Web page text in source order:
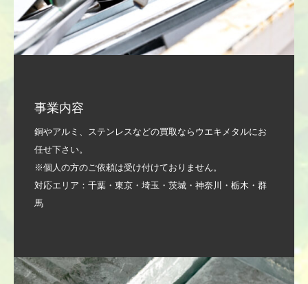
事業内容
銅やアルミ、ステンレスなどの買取ならウエキメタルにお
任せ下さい。
※個人の方のご依頼は受け付けておりません。
対応エリア：千葉・東京・埼玉・茨城・神奈川・栃木・群
馬